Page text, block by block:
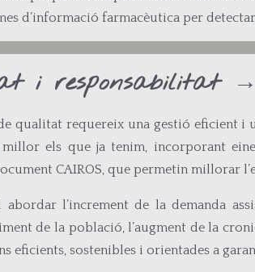
d’informació farmacèutica per
i responsabilitat
qualitat requereix una gestió eficient i
els que ja tenim, incorporant
CAIROS, que permetin millorar
abordar l’increment de la demanda
de la població, l’augment de la
eficients, sostenibles i orientades a